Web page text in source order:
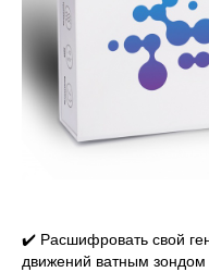
✔️ Расшифровать свой
движений ватным зондом